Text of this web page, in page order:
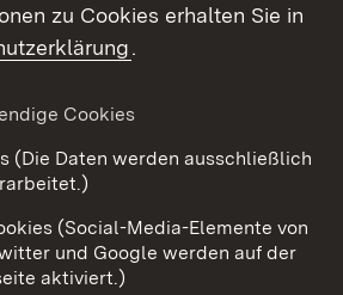
Barrierefreiheit
Cookies
zu Cookies erhalten Sie in
.
Cookies
(Die Daten werden ausschließlich
(Social-Media-Elemente von
und Google werden auf der
aktiviert.)